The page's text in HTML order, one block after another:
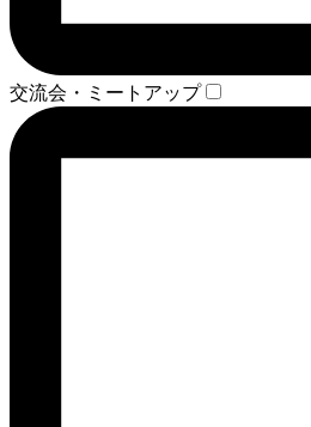
交流会・ミートアップ